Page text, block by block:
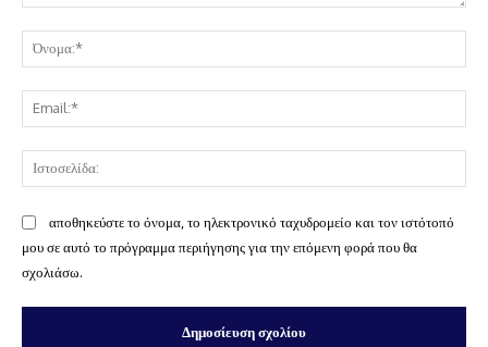
αποθηκεύστε το όνομα, το ηλεκτρονικό ταχυδρομείο και τον ιστότοπό
μου σε αυτό το πρόγραμμα περιήγησης για την επόμενη φορά που θα
σχολιάσω.